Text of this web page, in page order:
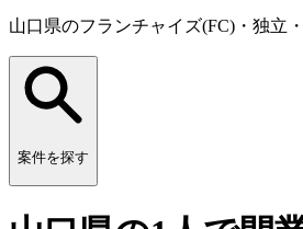
山口県のフランチャイズ(FC)・独立
案件を探す